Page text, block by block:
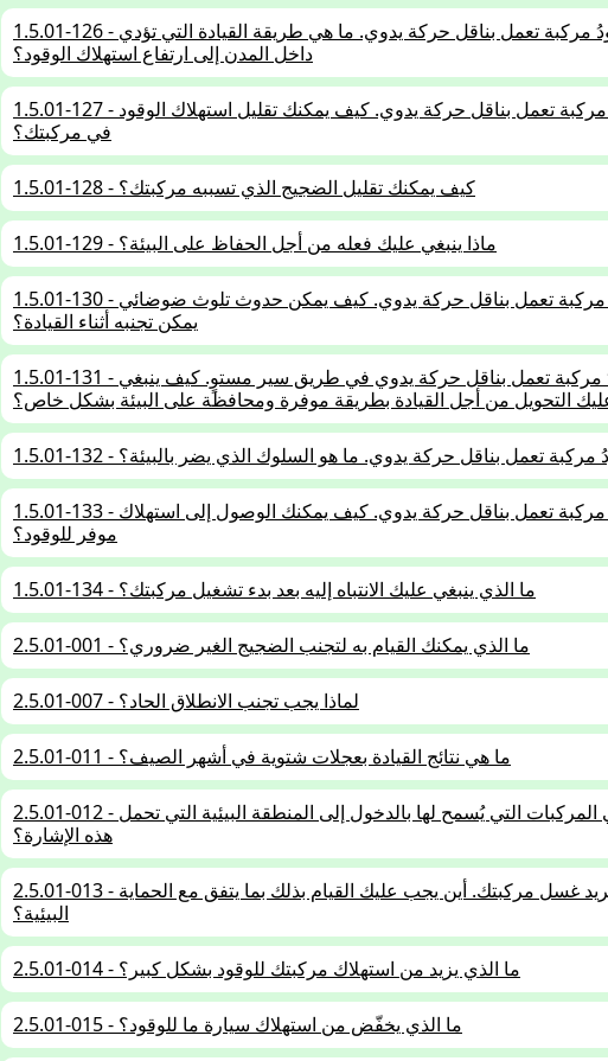
1.5.01-126 - تقودُ مركبة تعمل بناقل حركة يدوي. ما هي طريقة القيادة التي تؤدي
داخل المدن إلى ارتفاع استهلاك الوقود؟
1.5.01-127 - تقودُ مركبة تعمل بناقل حركة يدوي. كيف يمكنك تقليل استهلاك الوقود
في مركبتك؟
1.5.01-128 - كيف يمكنك تقليل الضجيج الذي تسببه مركبتك؟
1.5.01-129 - ماذا ينبغي عليك فعله من أجل الحفاظ على البيئة؟
1.5.01-130 - تقودُ مركبة تعمل بناقل حركة يدوي. كيف يمكن حدوث تلوث ضوضائي
يمكن تجنبه أثناء القيادة؟
1.5.01-131 - تقودُ مركبة تعمل بناقل حركة يدوي في طريق سير مستوٍ. كيف ينبغي
التحويل من أجل القيادة بطريقة موفرة ومحافظة على البيئة بشكل خاص؟
132 - تقودُ مركبة تعمل بناقل حركة يدوي. ما هو السلوك الذي يضر بالبيئة؟
1.5.01-133 - تقودُ مركبة تعمل بناقل حركة يدوي. كيف يمكنك الوصول إلى استهلاك
موفر للوقود؟
1.5.01-134 - ما الذي ينبغي عليك الانتباه إليه بعد بدء تشغيل مركبتك؟
2.5.01-001 - ما الذي يمكنك القيام به لتجنب الضجيج الغير ضروري؟
2.5.01-007 - لماذا يجب تجنب الانطلاق الحاد؟
2.5.01-011 - ما هي نتائج القيادة بعجلات شتوية في أشهر الصيف؟
2.5.01-012 - ما هي المركبات التي يُسمح لها بالدخول إلى المنطقة البيئية التي تحمل
هذه الإشارة؟
2.5.01-013 - تريد غسل مركبتك. أين يجب عليك القيام بذلك بما يتفق مع الحماية
البيئية؟
2.5.01-014 - ما الذي يزيد من استهلاك مركبتك للوقود بشكل كبير؟
2.5.01-015 - ما الذي يخفّض من استهلاك سيارة ما للوقود؟